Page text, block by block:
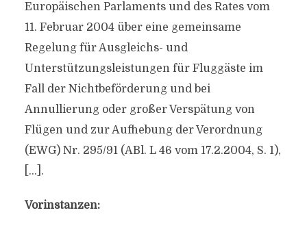
Europäischen Parlaments und des Rates vom
11. Februar 2004 über eine gemeinsame
Regelung für Ausgleichs- und
Unterstützungsleistungen für Fluggäste im
Fall der Nichtbeförderung und bei
Annullierung oder großer Verspätung von
Flügen und zur Aufhebung der Verordnung
(EWG) Nr. 295/91 (ABl. L 46 vom 17.2.2004, S. 1),
[…].
Vorinstanzen: